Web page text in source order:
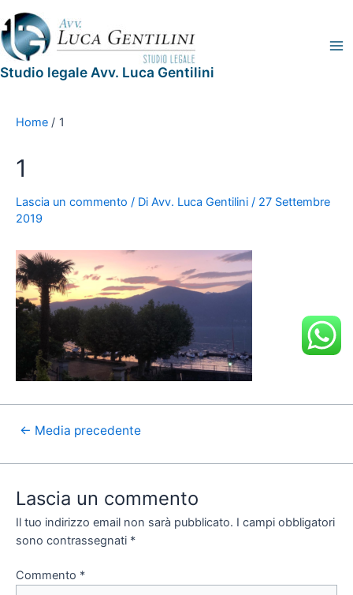
al
contenuto
Studio legale Avv. Luca Gentilini
Home 1
1
Lascia un commento / Di Avv. Luca Gentilini / 27 Settembre
2019
articoli
← Media precedente
Lascia un commento
Il tuo indirizzo email non sarà pubblicato. I campi obbligatori
sono contrassegnati *
Commento *